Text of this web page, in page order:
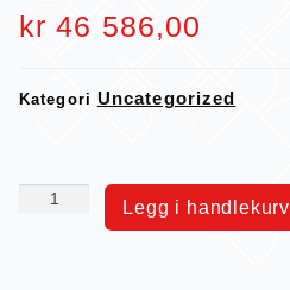
kr 46 586,00
Kategori Uncategorized
Legg i handlekurv